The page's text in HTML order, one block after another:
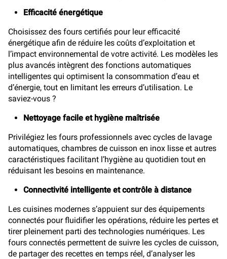
Efficacité énergétique
Choisissez des fours certifiés pour leur efficacité
énergétique afin de réduire les coûts d’exploitation et
l’impact environnemental de votre activité. Les modèles les
plus avancés intègrent des fonctions automatiques
intelligentes qui optimisent la consommation d’eau et
d’énergie, tout en limitant les erreurs d’utilisation. Le
saviez-vous ?
Nettoyage facile et hygiène maîtrisée
Privilégiez les fours professionnels avec cycles de lavage
automatiques, chambres de cuisson en inox lisse et autres
caractéristiques facilitant l’hygiène au quotidien tout en
réduisant les besoins en maintenance.
Connectivité intelligente et contrôle à distance
Les cuisines modernes s’appuient sur des équipements
connectés pour fluidifier les opérations, réduire les pertes et
tirer pleinement parti des technologies numériques. Les
fours connectés permettent de suivre les cycles de cuisson,
de partager des recettes en temps réel, d’analyser les